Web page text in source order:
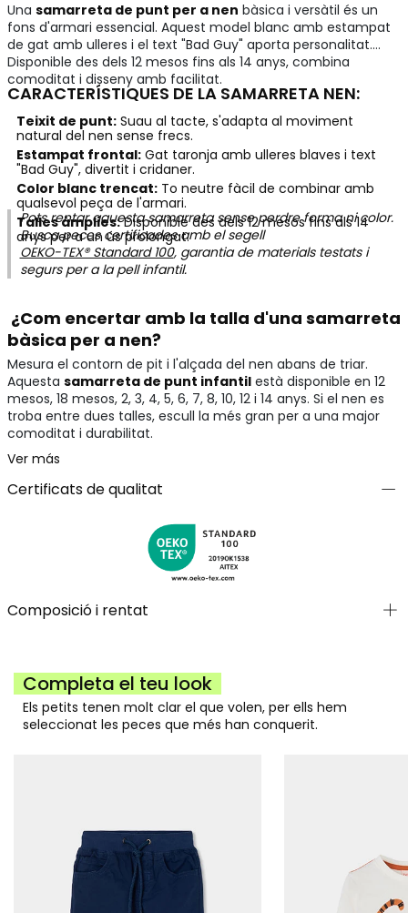
Una samarreta de punt per a nen bàsica i versàtil és un
fons d'armari essencial. Aquest model blanc amb estampat
de gat amb ulleres i el text "Bad Guy" aporta personalitat.
Disponible des dels 12 mesos fins als 14 anys, combina
comoditat i disseny amb facilitat.
CARACTERÍSTIQUES DE LA SAMARRETA NEN:
Teixit de punt:Suau al tacte, s'adapta al moviment
natural del nen sense frecs.
Estampat frontal:Gat taronja amb ulleres blaves i text
"Bad Guy", divertit i cridaner.
Color blanc trencat:To neutre fàcil de combinar amb
qualsevol peça de l'armari.
Talles àmplies:Disponible des dels 12 mesos fins als 14
anys per a un ús prolongat.
Pots rentar aquesta samarreta sense perdre forma ni color.
Busca peces certificades amb el segell
OEKO-TEX® Standard 100, garantia de materials testats i
segurs per a la pell infantil.
¿Com encertar amb la talla d'una samarreta
bàsica per a nen?
Mesura el contorn de pit i l'alçada del nen abans de triar.
Aquesta samarreta de punt infantilestà disponible en 12
mesos, 18 mesos, 2, 3, 4, 5, 6, 7, 8, 10, 12 i 14 anys. Si el nen es
troba entre dues talles, escull la més gran per a una major
comoditat i durabilitat.
Ver más
Certificats de qualitat
Composició i rentat
Completa el teu look
Els petits tenen molt clar el que volen, per ells hem
seleccionat les peces que més han conquerit.